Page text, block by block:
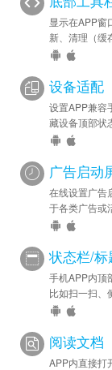
显示在APP窗
新、清理（缓
设备适配
设置APP兼容
藏设备顶部状
广告启动
在线设置广告
于各类广告或
状态栏/标
手机APP内顶
比如扫一扫、
阅读文档
APP内直接打